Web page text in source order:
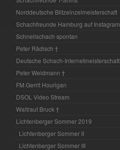
Norddeutsche Blitzeinzelmeisterschaft
Schachfreunde Hamburg auf Instagram
Schnellschach spontan
Peter Rädisch †
Deutsche Schach-Internetmeisterschaft
Peter Weidmann †
FM Gerrit Hourigan
DSOL Video Stream
Waltraut Bruck †
Lichtenberger Sommer 2019
Lichtenberger Sommer II
Lichtenberger Sommer III